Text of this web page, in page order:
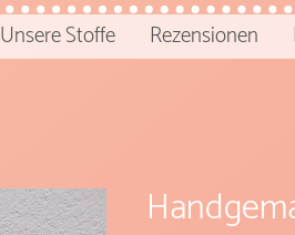
Unsere Stoffe Rezensionen